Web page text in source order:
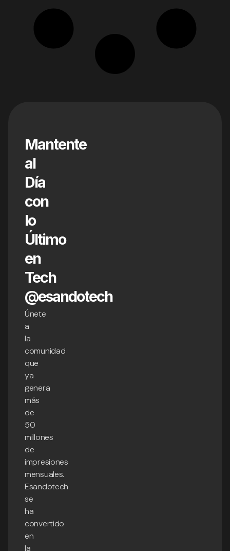
Mantente
al
Día
con
lo
Último
en
Tech
@esandotech
Únete
a
la
comunidad
que
ya
genera
más
de
50
millones
de
impresiones
mensuales.
Esandotech
se
ha
convertido
en
la